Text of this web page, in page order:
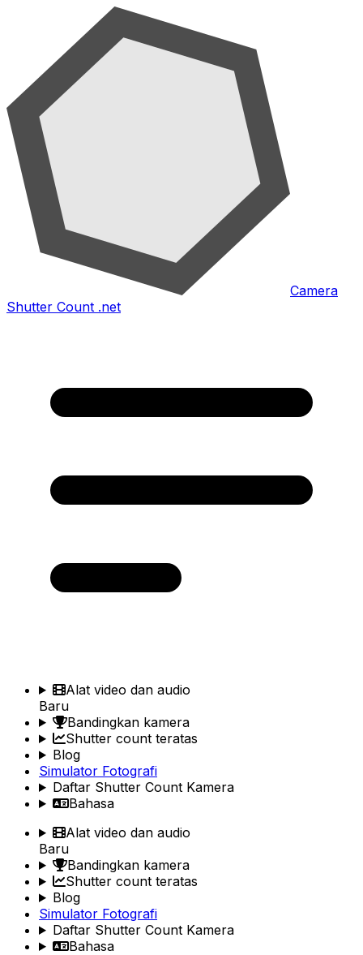
Camera
Shutter Count .net
Alat video dan audio
Baru
Bandingkan kamera
Shutter count teratas
Blog
Simulator Fotografi
Daftar Shutter Count Kamera
Bahasa
Alat video dan audio
Baru
Bandingkan kamera
Shutter count teratas
Blog
Simulator Fotografi
Daftar Shutter Count Kamera
Bahasa